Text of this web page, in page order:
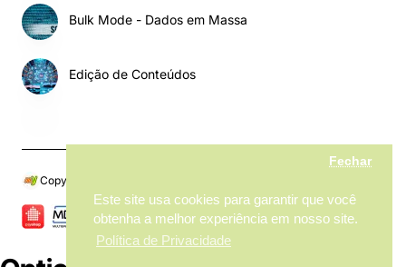
Este site usa cookies para garantir que você
obtenha a melhor experiência em nosso site.
Política de Privacidade
Fechar
Bulk Mode - Dados em Massa
Edição de Conteúdos
Copyright © 2024, My MarketPlace, Todos os Direitos Reservados